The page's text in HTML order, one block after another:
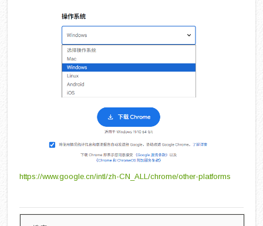
https://www.google.cn/intl/zh-CN_ALL/chrome/other-platforms